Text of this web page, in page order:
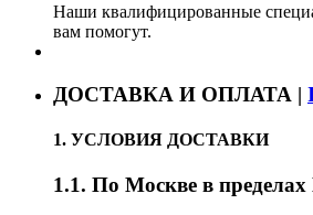
Наши квалифицированные
вам помогут.
ДОСТАВКА И ОПЛАТА |
1. УСЛОВИЯ ДОСТАВКИ
1.1. По Москве в